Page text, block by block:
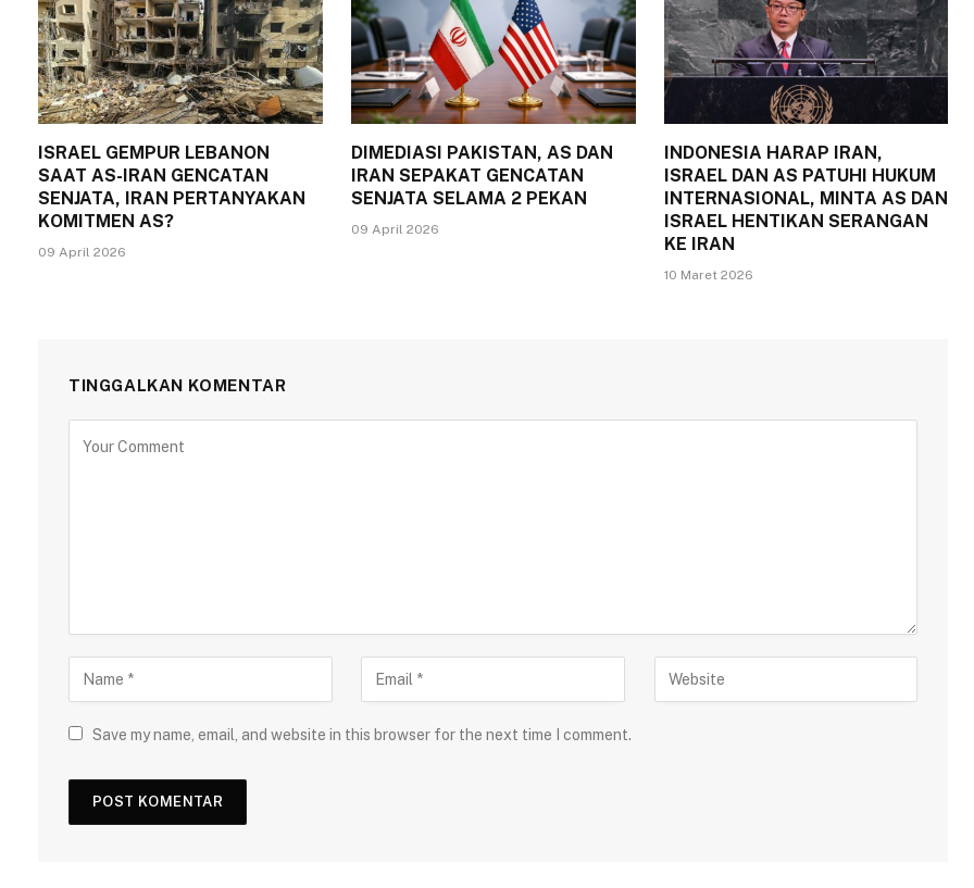
ISRAEL GEMPUR LEBANON
SAAT AS-IRAN GENCATAN
SENJATA, IRAN PERTANYAKAN
KOMITMEN AS?
09 April 2026
DIMEDIASI PAKISTAN, AS DAN
IRAN SEPAKAT GENCATAN
SENJATA SELAMA 2 PEKAN
09 April 2026
INDONESIA HARAP IRAN,
ISRAEL DAN AS PATUHI HUKUM
INTERNASIONAL, MINTA AS DAN
ISRAEL HENTIKAN SERANGAN
KE IRAN
10 Maret 2026
TINGGALKAN KOMENTAR
Save my name, email, and website in this browser for the next time I comment.